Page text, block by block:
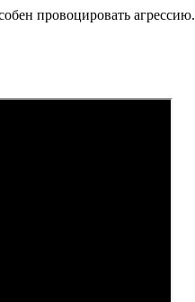
провоцировать агрессию.